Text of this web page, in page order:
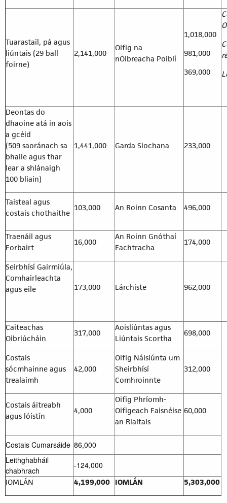
Tuarastail, pá agus
liúntais (29 ball
foirne)
2,141,000
Oifig na
nOibreacha Poiblí
1,018,000
981,000
369,000
Deontas do
dhaoine atá in aois
a gcéid
(509 saoránach sa
bhaile agus thar
lear a shlánaigh
100 bliain)
1,441,000 Garda Siochana 233,000
Taisteal agus
costais chothaithe
103,000 An Roinn Cosanta 496,000
Traenáil agus
Forbairt
16,000
An Roinn Gnóthaí
Eachtracha
174,000
Seirbhísí Gairmiúla,
Comhairleachta
agus eile
173,000 Lárchiste 962,000
Caiteachas
Oibriúcháin
317,000
Aoisliúntas agus
Liúntais Scortha
698,000
Costais
sócmhainne agus
trealaimh
42,000
Oifig Náisiúnta um
Sheirbhísí
Comhroinnte
312,000
Costais áitreabh
agus lóistín
4,000
Oifig Phríomh-
Oifigeach Faisnéise
an Rialtais
60,000
Costais Cumarsáide 86,000
Leithghabháil
chabhrach
-124,000
IOMLÁN 4,199,000 IOMLÁN 5,303,000